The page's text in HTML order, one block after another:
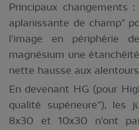
Principaux changements
aplanissante de champ"
l'image en périphérie
magnésium une
nette hausse aux
En devenant HG (pour
qualité supérieure"), les
8x30 et 10x30 n'ont